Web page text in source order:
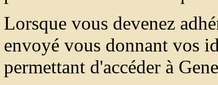
Lorsque vous devenez
envoyé vous donnant vos
permettant d'accéder à